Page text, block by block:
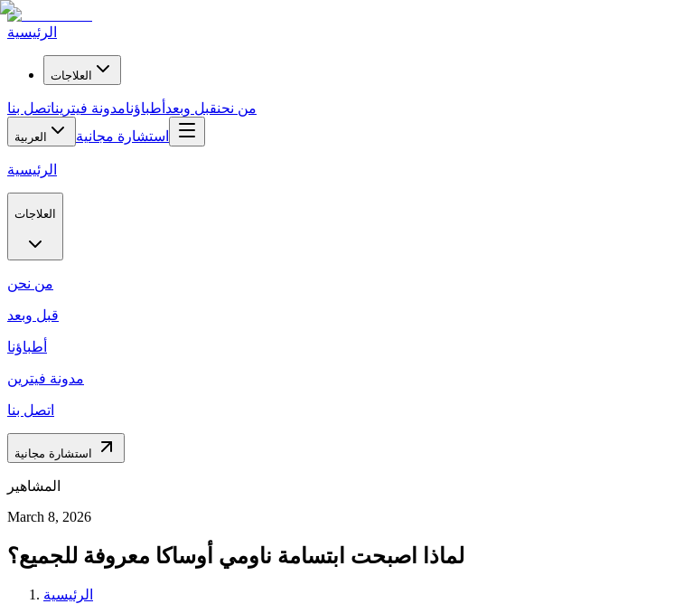
الرئيسية
العلاجات
من نحنقبل وبعد أطباؤنامدونة فيتريناتصل بنا
العربية استشارة مجانية
الرئيسية
العلاجات
من نحن
قبل وبعد
أطباؤنا
مدونة فيترين
اتصل بنا
استشارة مجانية
المشاهير
March 8, 2026
لماذا اصبحت ابتسامة ناومي أوساكا معروفة للجميع؟
الرئيسية